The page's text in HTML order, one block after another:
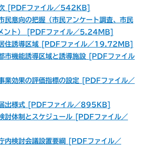
[PDFファイル／542KB]
意向の把握（市民アンケート調査、市民
ント） [PDFファイル／5.24MB]
住誘導区域 [PDFファイル／19.72MB]
市機能誘導区域と誘導施設 [PDFファイル
効果の評価指標の設定 [PDFファイル／
出様式 [PDFファイル／895KB]
体制とスケジュール [PDFファイル／
内検討会議設置要綱 [PDFファイル／